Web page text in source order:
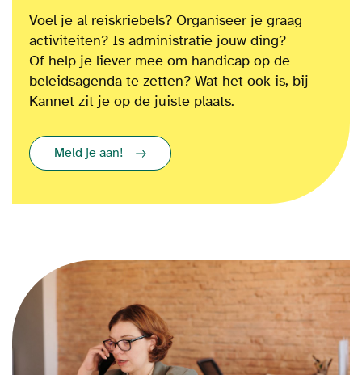
Voel je al reiskriebels? Organiseer je graag
activiteiten? Is administratie jouw ding?
Of help je liever mee om handicap op de
beleidsagenda te zetten? Wat het ook is, bij
Kannet zit je op de juiste plaats.
Meld je aan!